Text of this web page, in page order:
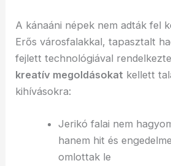
A kánaáni népek nem adták fel
Erős városfalakkal, tapasztalt
fejlett technológiával
kreatív megoldásokat kellett
kihívásokra:
Jerikó falai nem
hanem hit és
omlottak le